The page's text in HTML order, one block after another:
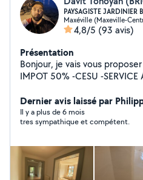
PAYSAGISTE JARDINIER
Maxéville (Maxeville-
4,8/5 (93 avis)
Présentation
Bonjour, je vais vous
IMPOT 50% -CESU -
pelouse, débroussailleuse,
feuilles -Évacuation des
fruitiers, rosiers -Nettoyage
Nettoyage des massifs -
Placo, Carrelage Je suis
demandes. Cordialement.
Dernier avis laissé par
Il y a plus de 6 mois
tres sympathique et compétent.